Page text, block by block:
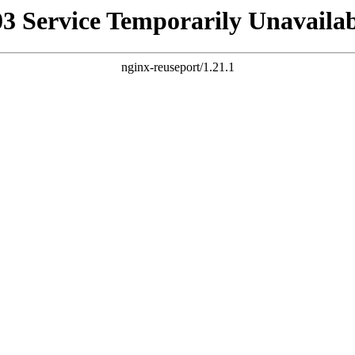
Service Temporarily
nginx-reuseport/1.21.1